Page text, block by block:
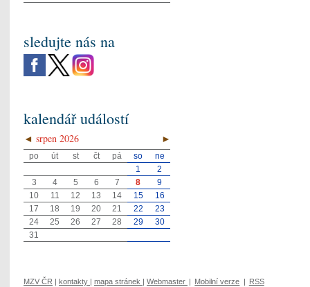
sledujte nás na
kalendář událostí
◄ ►
srpen 2026
po út st čt pá so
ne
1
2
3
4 5 6 7 8
9
10
11 12 13 14 15
16
17
18 19 20 21 22
23
24
25 26 27 28 29
30
31
MZV ČR kontakty mapa stránek Webmaster Mobilní verze RSS